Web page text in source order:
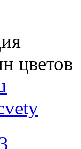
цветов